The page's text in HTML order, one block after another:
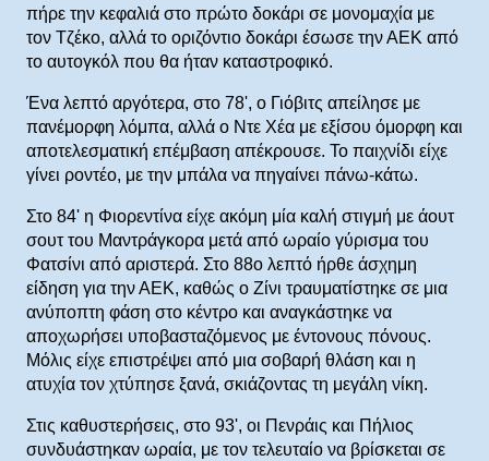
πήρε την κεφαλιά στο πρώτο δοκάρι σε μονομαχία με
τον Τζέκο, αλλά το οριζόντιο δοκάρι έσωσε την ΑΕΚ από
το αυτογκόλ που θα ήταν καταστροφικό.
Ένα λεπτό αργότερα, στο 78', ο Γιόβιτς απείλησε με
πανέμορφη λόμπα, αλλά ο Ντε Χέα με εξίσου όμορφη και
αποτελεσματική επέμβαση απέκρουσε. Το παιχνίδι είχε
γίνει ροντέο, με την μπάλα να πηγαίνει πάνω-κάτω.
Στο 84' η Φιορεντίνα είχε ακόμη μία καλή στιγμή με άουτ
σουτ του Μαντράγκορα μετά από ωραίο γύρισμα του
Φατσίνι από αριστερά. Στο 88ο λεπτό ήρθε άσχημη
είδηση για την ΑΕΚ, καθώς ο Ζίνι τραυματίστηκε σε μια
ανύποπτη φάση στο κέντρο και αναγκάστηκε να
αποχωρήσει υποβασταζόμενος με έντονους πόνους.
Μόλις είχε επιστρέψει από μια σοβαρή θλάση και η
ατυχία τον χτύπησε ξανά, σκιάζοντας τη μεγάλη νίκη.
Στις καθυστερήσεις, στο 93', οι Πενράις και Πήλιος
συνδυάστηκαν ωραία, με τον τελευταίο να βρίσκεται σε